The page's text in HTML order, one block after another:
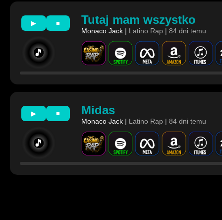
▶ ■
🎵
Tutaj mam wszystko
Monaco Jack | Latino Rap | 84 dni temu
▶ ■
🎵
Midas
Monaco Jack | Latino Rap | 84 dni temu